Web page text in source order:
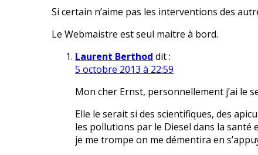
Si certain n’aime pas les interventions des
Le Webmaistre est seul maitre à bord.
Laurent Berthod dit :
5 octobre 2013 à 22:59
Mon cher Ernst, personnellement j’ai le
Elle le serait si des scientifiques, des
les pollutions par le Diesel dans la santé
je me trompe on me démentira en